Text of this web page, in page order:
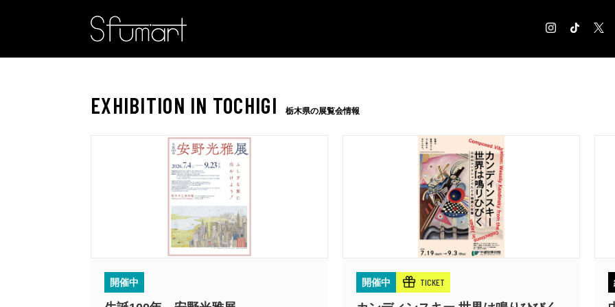
EXHIBITION 展覧会情報
MUSEUM 美術館情報
NEWS お知らせ
CONTACT お問合せ
EXHIBITION IN TOCHIGI 栃木県の展覧会情報
開催中 開催中 TICKET